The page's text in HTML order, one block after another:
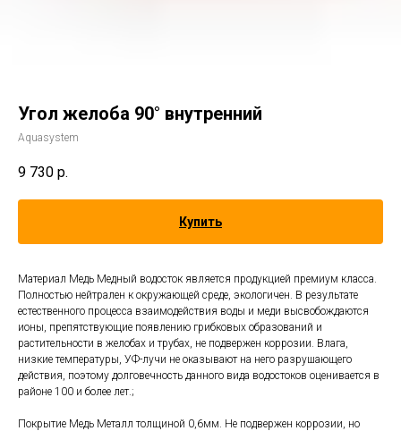
Угол желоба 90° внутренний
Aquasystem
9 730 р.
Купить
Материал Медь Медный водосток является продукцией премиум класса.
Полностью нейтрален к окружающей среде, экологичен. В результате
естественного процесса взаимодействия воды и меди высвобождаются
ионы, препятствующие появлению грибковых образований и
растительности в желобах и трубах, не подвержен коррозии. Влага,
низкие температуры, УФ-лучи не оказывают на него разрушающего
действия, поэтому долговечность данного вида водостоков оценивается в
районе 100 и более лет.;
Покрытие Медь Металл толщиной 0,6мм. Не подвержен коррозии, но